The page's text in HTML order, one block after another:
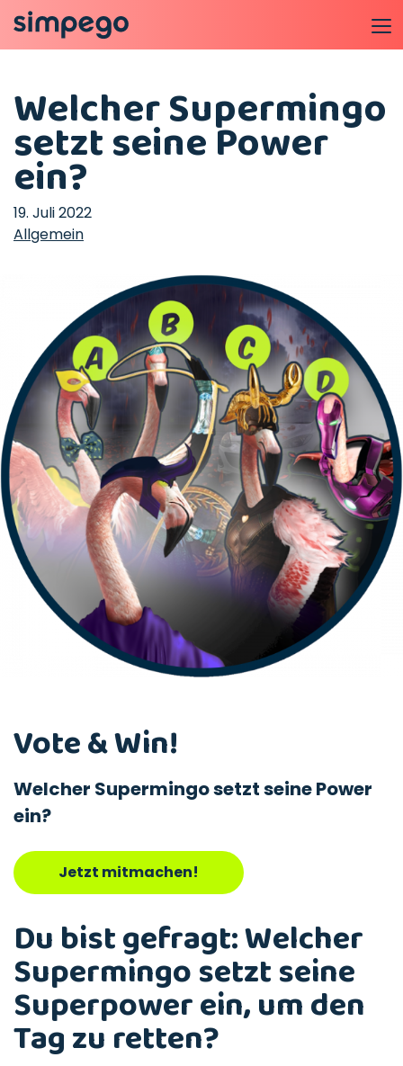
Welcher Supermingo
setzt seine Power
ein?
19. Juli 2022
Allgemein
Vote & Win!
Welcher Supermingo setzt seine Power
ein?
Jetzt mitmachen!
Du bist gefragt: Welcher
Supermingo setzt seine
Superpower ein, um den
Tag zu retten?